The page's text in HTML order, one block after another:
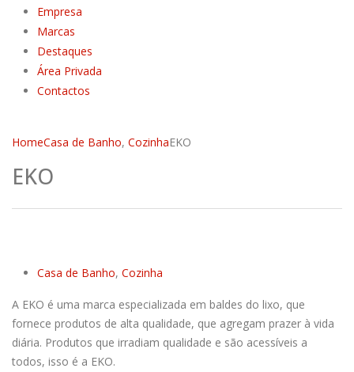
Empresa
Marcas
Destaques
Área Privada
Contactos
HomeCasa de Banho, CozinhaEKO
EKO
Casa de Banho, Cozinha
A EKO é uma marca especializada em baldes do lixo, que
fornece produtos de alta qualidade, que agregam prazer à vida
diária. Produtos que irradiam qualidade e são acessíveis a
todos, isso é a EKO.